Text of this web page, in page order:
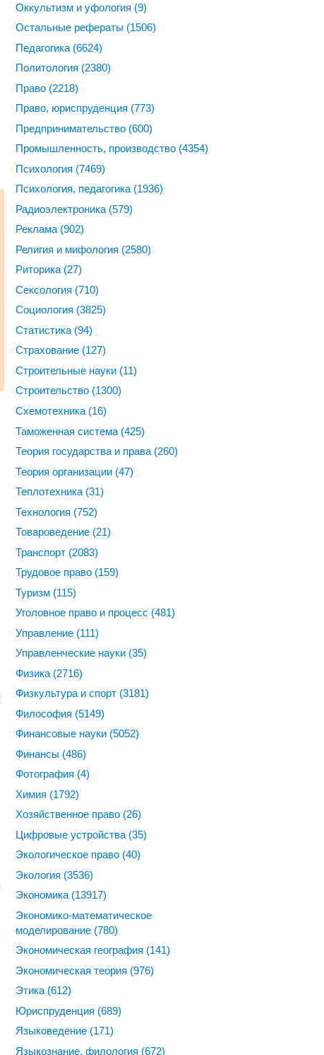
Оккультизм и уфология (9)
Остальные рефераты (1506)
Педагогика (6624)
Политология (2380)
Право (2218)
Право, юриспруденция (773)
Предпринимательство (600)
Промышленность, производство (4354)
Психология (7469)
Психология, педагогика (1936)
Радиоэлектроника (579)
Реклама (902)
Религия и мифология (2580)
Риторика (27)
Сексология (710)
Социология (3825)
Статистика (94)
Страхование (127)
Строительные науки (11)
Строительство (1300)
Схемотехника (16)
Таможенная система (425)
Теория государства и права (260)
Теория организации (47)
Теплотехника (31)
Технология (752)
Товароведение (21)
Транспорт (2083)
Трудовое право (159)
Туризм (115)
Уголовное право и процесс (481)
Управление (111)
Управленческие науки (35)
Физика (2716)
Физкультура и спорт (3181)
Философия (5149)
Финансовые науки (5052)
Финансы (486)
Фотография (4)
Химия (1792)
Хозяйственное право (26)
Цифровые устройства (35)
Экологическое право (40)
Экология (3536)
Экономика (13917)
Экономико-математическое
моделирование (780)
Экономическая география (141)
Экономическая теория (976)
Этика (612)
Юриспруденция (689)
Языковедение (171)
Языкознание, филология (672)